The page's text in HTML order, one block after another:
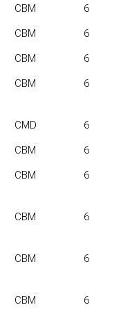
CBM 6
CBM 6
CBM 6
CBM 6
CMD 6
CBM 6
CBM 6
CBM 6
CBM 6
CBM 6